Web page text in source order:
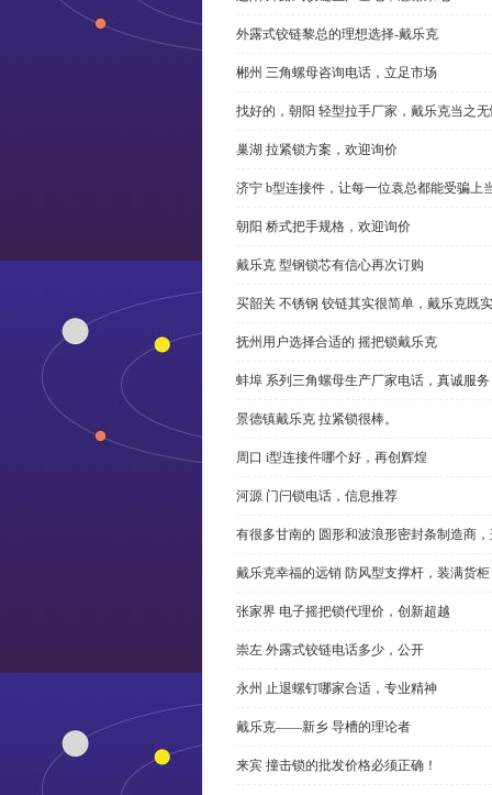
外露式铰链黎总的理想选择-戴乐克
郴州 三角螺母咨询电话，立足市场
找好的，朝阳 轻型拉手厂家，戴乐克当之
巢湖 拉紧锁方案，欢迎询价
济宁 b型连接件，让每一位袁总都能受骗上
朝阳 桥式把手规格，欢迎询价
戴乐克 型钢锁芯有信心再次订购
买韶关 不锈钢 铰链其实很简单，戴乐克既
抚州用户选择合适的 摇把锁戴乐克
蚌埠 系列三角螺母生产厂家电话，真诚服务
景德镇戴乐克 拉紧锁很棒。
周口 i型连接件哪个好，再创辉煌
河源 门闩锁电话，信息推荐
有很多甘南的 圆形和波浪形密封条制造商
戴乐克幸福的远销 防风型支撑杆，装满货柜
张家界 电子摇把锁代理价，创新超越
崇左 外露式铰链电话多少，公开
永州 止退螺钉哪家合适，专业精神
戴乐克——新乡 导槽的理论者
来宾 撞击锁的批发价格必须正确！